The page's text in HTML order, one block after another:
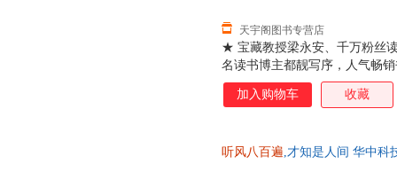
★ 宝藏教授梁永安、千万粉丝
名读书博主都靓写序，人气畅
爱一次人间！ ★人民日报《民
的温暖互动，更真实，更治愈
是一个温柔的世界。爱和远方
天宇阁图书专营店
加入购物车 收藏
听风八百遍,才知是人间 华中科